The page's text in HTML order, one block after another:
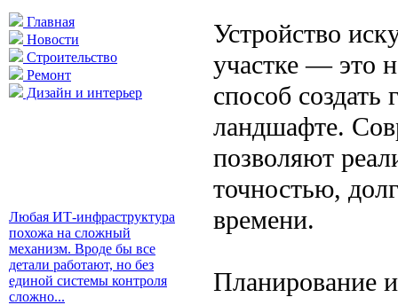
Главная
Новости
Строительство
Ремонт
Дизайн и интерьер
Любая ИТ-инфраструктура
похожа на сложный
механизм. Вроде бы все
детали работают, но без
единой системы контроля
сложно...
Устройство
участке — это
способ
ландшафте.
позволяют
точностью,
времени.
Планирование